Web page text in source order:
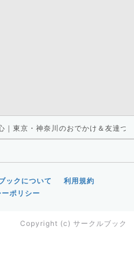
｜東京・神奈川のおでかけ＆友達づ
ックについて
利用規約
ポリシー
Copyright (c) サークルブック